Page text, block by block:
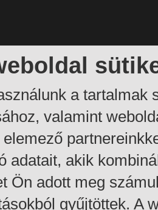
a tartalmak
valamint
adatait, akik
Ön adott meg
gyűjtöttek. A